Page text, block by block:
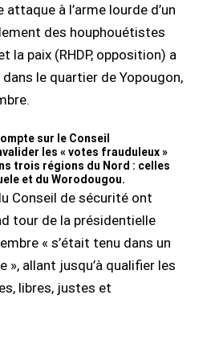
attaque à l’arme lourde d’un
des houphouétistes
la paix (RHDP, opposition) a
le quartier de Yopougon,
sur le Conseil
les « votes frauduleux »
trois régions du Nord : celles
et du Worodougou.
Conseil de sécurité ont
tour de la présidentielle
« s’était tenu dans un
allant jusqu’à qualifier les
libres, justes et